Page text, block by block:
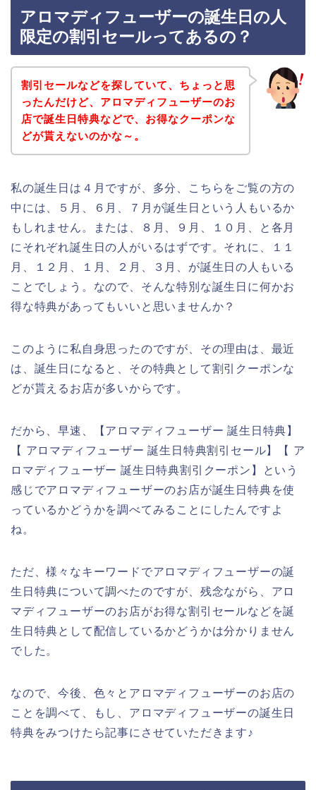
アロマディフューザーの誕生日の人
限定の割引セールってあるの？
割引セールなどを探していて、ちょっと思
ったんだけど、アロマディフューザーのお
店で誕生日特典などで、お得なクーポンな
どが貰えないのかな～。
私の誕生日は４月ですが、多分、こちらをご覧の方の
中には、５月、６月、７月が誕生日という人もいるか
もしれません。または、８月、９月、１０月、と各月
にそれぞれ誕生日の人がいるはずです。それに、１１
月、１２月、１月、２月、３月、が誕生日の人もいる
ことでしょう。なので、そんな特別な誕生日に何かお
得な特典があってもいいと思いませんか？
このように私自身思ったのですが、その理由は、最近
は、誕生日になると、その特典として割引クーポンな
どが貰えるお店が多いからです。
だから、早速、【アロマディフューザー 誕生日特典】
【 アロマディフューザー 誕生日特典割引セール】【 ア
ロマディフューザー 誕生日特典割引クーポン】という
感じでアロマディフューザーのお店が誕生日特典を使
っているかどうかを調べてみることにしたんですよ
ね。
ただ、様々なキーワードでアロマディフューザーの誕
生日特典について調べたのですが、残念ながら、アロ
マディフューザーのお店がお得な割引セールなどを誕
生日特典として配信しているかどうかは分かりません
でした。
なので、今後、色々とアロマディフューザーのお店の
ことを調べて、もし、アロマディフューザーの誕生日
特典をみつけたら記事にさせていただきます♪